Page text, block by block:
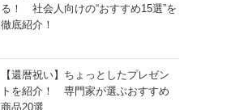
る！ 社会人向けの“おすすめ15選”を
徹底紹介！
【還暦祝い】ちょっとしたプレゼン
トを紹介！ 専門家が選ぶおすすめ
商品20選